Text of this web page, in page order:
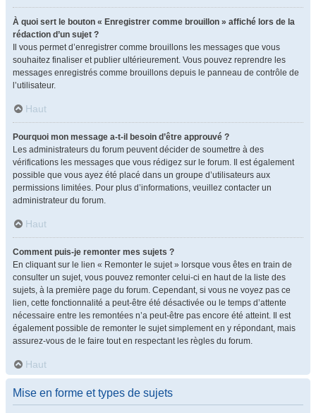
À quoi sert le bouton « Enregistrer comme brouillon » affiché lors de la
rédaction d’un sujet ?
Il vous permet d’enregistrer comme brouillons les messages que vous
souhaitez finaliser et publier ultérieurement. Vous pouvez reprendre les
messages enregistrés comme brouillons depuis le panneau de contrôle de
l’utilisateur.
Haut
Pourquoi mon message a-t-il besoin d’être approuvé ?
Les administrateurs du forum peuvent décider de soumettre à des
vérifications les messages que vous rédigez sur le forum. Il est également
possible que vous ayez été placé dans un groupe d’utilisateurs aux
permissions limitées. Pour plus d’informations, veuillez contacter un
administrateur du forum.
Haut
Comment puis-je remonter mes sujets ?
En cliquant sur le lien « Remonter le sujet » lorsque vous êtes en train de
consulter un sujet, vous pouvez remonter celui-ci en haut de la liste des
sujets, à la première page du forum. Cependant, si vous ne voyez pas ce
lien, cette fonctionnalité a peut-être été désactivée ou le temps d’attente
nécessaire entre les remontées n’a peut-être pas encore été atteint. Il est
également possible de remonter le sujet simplement en y répondant, mais
assurez-vous de le faire tout en respectant les règles du forum.
Haut
Mise en forme et types de sujets